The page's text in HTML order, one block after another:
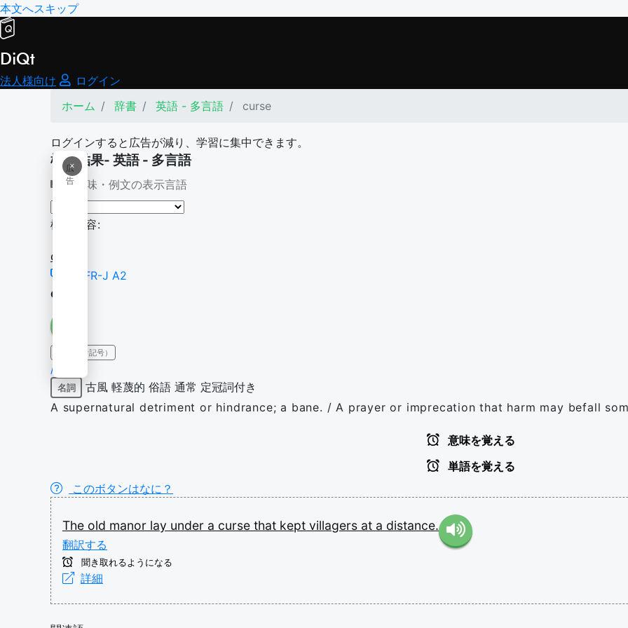
本文へスキップ
DiQt
法人様向け
ログイン
ホーム
辞書 英語 - 多言語 curse
ログインすると広告が減り、学習に集中できます。
×
広
告
検索結果- 英語 - 多言語
意味・例文の表示言語
検索内容:
curse
CEFR-J A2
curse
IPA（発音記号）
/kɜːs/
名詞 古風 軽蔑的 俗語 通常 定冠詞付き
A supernatural detriment or hindrance; a bane. / A prayer or imprecation that harm may befall
意味を覚える
単語を覚える
このボタンはなに？
The old manor lay under a curse that kept villagers at a distance.
翻訳する
聞き取れるようになる
詳細